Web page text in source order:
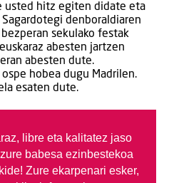
usted hitz egiten didate eta
denboraldiaren
sekulako festak
abesten jartzen
abesten dute.
hobea dugu Madrilen.
esaten dute.
libre eta kalitatez jaso
babesa ezinbestekoa
Zure ekarpenari esker,